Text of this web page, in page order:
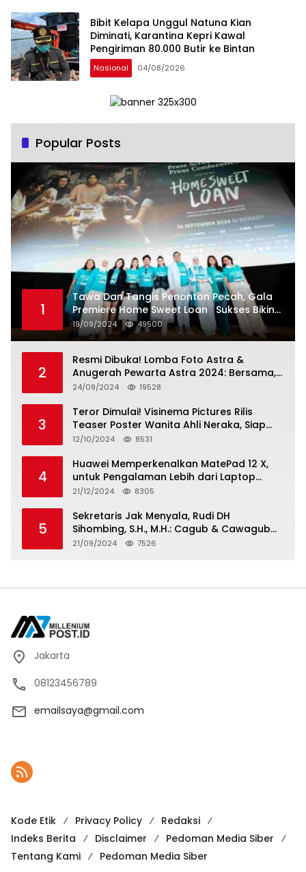
Bibit Kelapa Unggul Natuna Kian
Diminati, Karantina Kepri Kawal
Pengiriman 80.000 Butir ke Bintan
Nasional 04/08/2026
Popular Posts
1
Tawa Dan Tangis Penonton Pecah, Gala
Premiere Home Sweet Loan Sukses Bikin
Penonton Lihat Diri Sendiri di Layar
19/09/2024 49500
2
Resmi Dibuka! Lomba Foto Astra &
Anugerah Pewarta Astra 2024: Bersama,
Berkarya, Berkelanjutan
24/09/2024 19528
3
Teror Dimulai! Visinema Pictures Rilis
Teaser Poster Wanita Ahli Neraka, Siap
Tayang di Bioskop 14 November 2024
12/10/2024 8531
4
Huawei Memperkenalkan MatePad 12 X,
untuk Pengalaman Lebih dari Laptop
dengan Layar Ultra Bright dan Desain
Standar Baru untuk Produktivitas di Mana
Saja
21/12/2024 8305
5
Sekretaris Jak Menyala, Rudi DH
Sihombing, S.H., M.H.: Cagub & Cawagub
DKI Jakarta Pramono Anung dan Rano
21/09/2024 7526
Jakarta
08123456789
emailsaya@gmail.com
Kode Etik Privacy Policy
Redaksi
Indeks Berita
Disclaimer
Pedoman Media Siber
Tentang Kami
Pedoman Media Siber